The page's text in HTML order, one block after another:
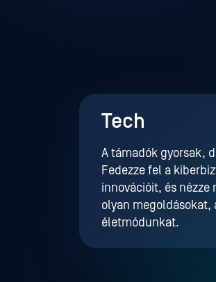
Tech
A támadók gyorsak,
Fedezze fel a
innovációit, és
olyan megoldásokat,
életmódunkat.